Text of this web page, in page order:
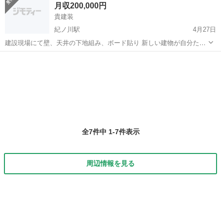
月収200,000円
貴建装
紀ノ川駅
4月27日
建設現場にて壁、天井の下地組み、ボード貼り 新しい建物が自分たち
の手で徐々に仕上がっていく様子はすごくやりがいを感じます！仕事
全7件中 1-7件表示
周辺情報を見る